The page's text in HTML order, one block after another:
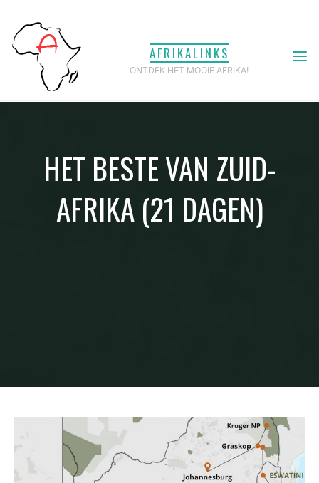
naar
AFRIKALINKS
ONTDEK HET MOOIE AFRIKA!
HET BESTE VAN ZUID-
AFRIKA (21 DAGEN)